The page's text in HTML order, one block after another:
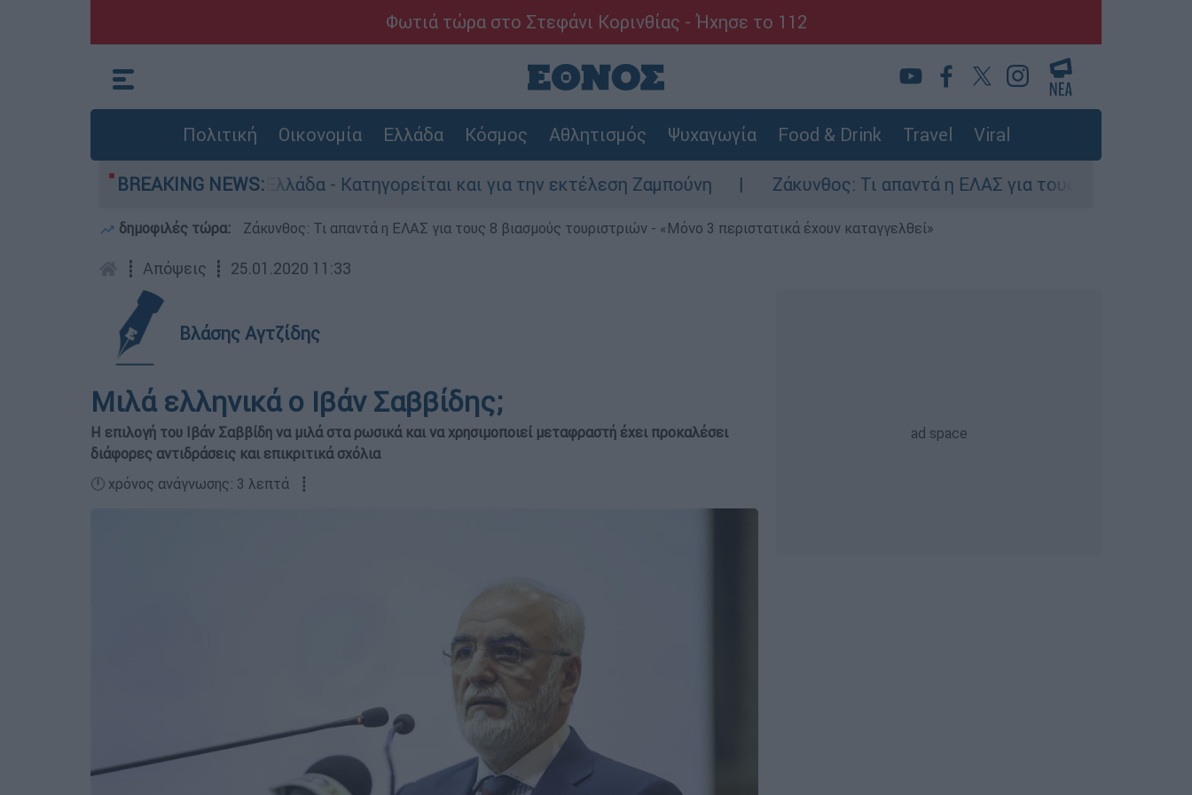
Φωτιά τώρα στο Στεφάνι Κορινθίας - Ήχησε το 112
Πολιτική Οικονομία Ελλάδα Κόσμος Αθλητισμός Ψυχαγωγία Food & Drink Travel Viral
BREAKING NEWS:
ανθρωποκτονίες στην Ελλάδα - Κατηγορείται και για την εκτέλεση Ζαμπούνη Ζάκυνθος: Τι απαντά η ΕΛΑΣ για τους 8 βιασμούς
δημοφιλές τώρα: Ζάκυνθος: Τι απαντά η ΕΛΑΣ για τους 8 βιασμούς τουριστριών - «Μόνο 3 περιστατικά έχουν καταγγελθεί»
┋ Απόψεις ┋ 25.01.2020 11:33
Βλάσης Αγτζίδης
Μιλά ελληνικά ο Ιβάν Σαββίδης;
Η επιλογή του Ιβάν Σαββίδη να μιλά στα ρωσικά και να χρησιμοποιεί μεταφραστή έχει προκαλέσει
διάφορες αντιδράσεις και επικριτικά σχόλια
🕛 χρόνος ανάγνωσης: 3 λεπτά ┋